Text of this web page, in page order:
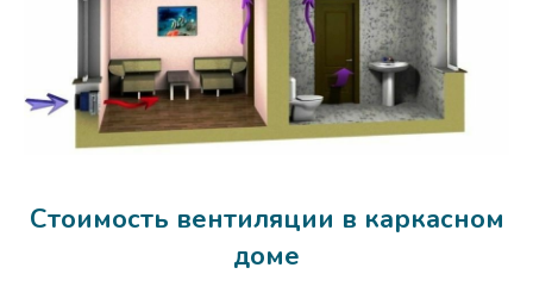
Стоимость вентиляции в каркасном
доме